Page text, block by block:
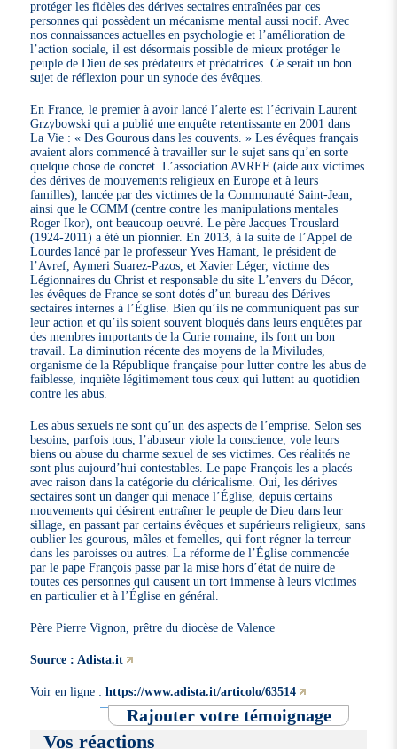
protéger les fidèles des dérives sectaires entraînées par ces
personnes qui possèdent un mécanisme mental aussi nocif. Avec
nos connaissances actuelles en psychologie et l’amélioration de
l’action sociale, il est désormais possible de mieux protéger le
peuple de Dieu de ses prédateurs et prédatrices. Ce serait un bon
sujet de réflexion pour un synode des évêques.
En France, le premier à avoir lancé l’alerte est l’écrivain Laurent
Grzybowski qui a publié une enquête retentissante en 2001 dans
La Vie : « Des Gourous dans les couvents. » Les évêques français
avaient alors commencé à travailler sur le sujet sans qu’en sorte
quelque chose de concret. L’association AVREF (aide aux victimes
des dérives de mouvements religieux en Europe et à leurs
familles), lancée par des victimes de la Communauté Saint-Jean,
ainsi que le CCMM (centre contre les manipulations mentales
Roger Ikor), ont beaucoup oeuvré. Le père Jacques Trouslard
(1924-2011) a été un pionnier. En 2013, à la suite de l’Appel de
Lourdes lancé par le professeur Yves Hamant, le président de
l’Avref, Aymeri Suarez-Pazos, et Xavier Léger, victime des
Légionnaires du Christ et responsable du site L’envers du Décor,
les évêques de France se sont dotés d’un bureau des Dérives
sectaires internes à l’Église. Bien qu’ils ne communiquent pas sur
leur action et qu’ils soient souvent bloqués dans leurs enquêtes par
des membres importants de la Curie romaine, ils font un bon
travail. La diminution récente des moyens de la Miviludes,
organisme de la République française pour lutter contre les abus de
faiblesse, inquiète légitimement tous ceux qui luttent au quotidien
contre les abus.
Les abus sexuels ne sont qu’un des aspects de l’emprise. Selon ses
besoins, parfois tous, l’abuseur viole la conscience, vole leurs
biens ou abuse du charme sexuel de ses victimes. Ces réalités ne
sont plus aujourd’hui contestables. Le pape François les a placés
avec raison dans la catégorie du cléricalisme. Oui, les dérives
sectaires sont un danger qui menace l’Église, depuis certains
mouvements qui désirent entraîner le peuple de Dieu dans leur
sillage, en passant par certains évêques et supérieurs religieux, sans
oublier les gourous, mâles et femelles, qui font régner la terreur
dans les paroisses ou autres. La réforme de l’Église commencée
par le pape François passe par la mise hors d’état de nuire de
toutes ces personnes qui causent un tort immense à leurs victimes
en particulier et à l’Église en général.
Père Pierre Vignon, prêtre du diocèse de Valence
Source : Adista.it
Voir en ligne :https://www.adista.it/articolo/63514
Rajouter votre témoignage
Vos réactions